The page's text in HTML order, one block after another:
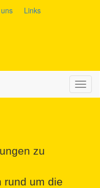
Links
zu
rund um die